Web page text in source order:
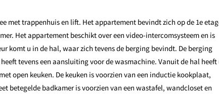
met trappenhuis en lift. Het appartement bevindt zich op de 1e
Het appartement beschikt over een video-intercomsysteem en is
komt u in de hal, waar zich tevens de berging bevindt. De berging
tevens een aansluiting voor de wasmachine. Vanuit de hal heeft
open keuken. De keuken is voorzien van een inductie kookplaat,
betegelde badkamer is voorzien van een wastafel, wandcloset en